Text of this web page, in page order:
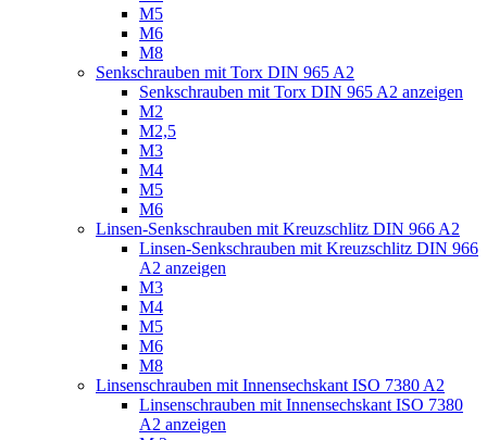
M5
M6
M8
Senkschrauben mit Torx DIN 965 A2
Senkschrauben mit Torx DIN 965 A2 anzeigen
M2
M2,5
M3
M4
M5
M6
Linsen-Senkschrauben mit Kreuzschlitz DIN 966 A2
Linsen-Senkschrauben mit Kreuzschlitz DIN 966
A2 anzeigen
M3
M4
M5
M6
M8
Linsenschrauben mit Innensechskant ISO 7380 A2
Linsenschrauben mit Innensechskant ISO 7380
A2 anzeigen